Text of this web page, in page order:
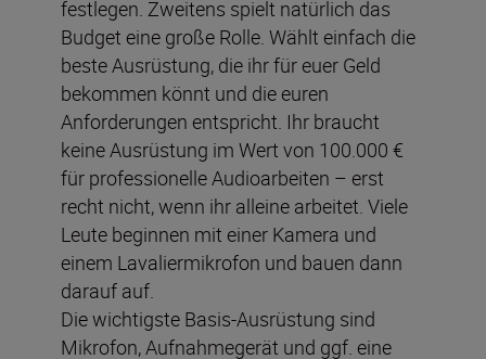
festlegen. Zweitens spielt natürlich das
Budget eine große Rolle. Wählt einfach die
beste Ausrüstung, die ihr für euer Geld
bekommen könnt und die euren
Anforderungen entspricht. Ihr braucht
keine Ausrüstung im Wert von 100.000 €
für professionelle Audioarbeiten – erst
recht nicht, wenn ihr alleine arbeitet. Viele
Leute beginnen mit einer Kamera und
einem Lavaliermikrofon und bauen dann
darauf auf.
Die wichtigste Basis-Ausrüstung sind
Mikrofon, Aufnahmegerät und ggf. eine